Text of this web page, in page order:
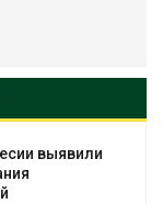
выявили